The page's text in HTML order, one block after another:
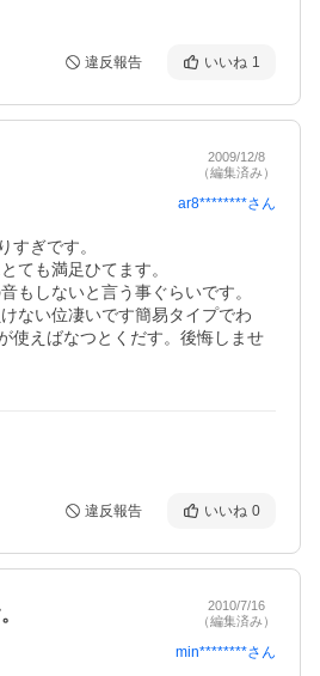
違反報告 いいね 1
2009/12/8
（編集済み）
ar8********さん
すぎです。
ても満足ひてます。
もしないと言う事ぐらいです。
ない位凄いです簡易タイプでわ
使えばなつとくだす。後悔しませ
違反報告 いいね 0
2010/7/16
（編集済み）
min********さん